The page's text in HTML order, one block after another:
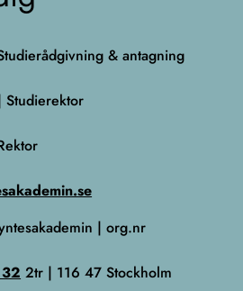
& antagning
Studierektor
| org.nr
2tr | 116 47 Stockholm